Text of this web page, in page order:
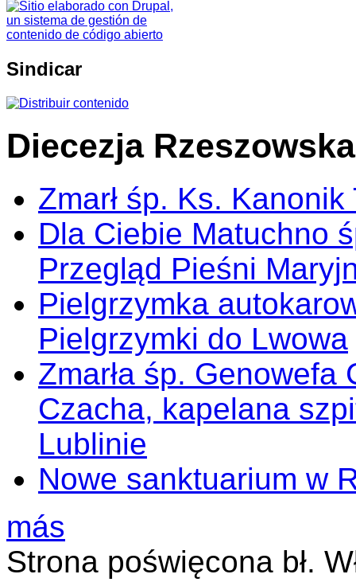
Sindicar
Diecezja Rzeszowska
Zmarł śp. Ks.
Dla Ciebie Matuchno
Przegląd Pieśni
Pielgrzymka
Pielgrzymki do Lwowa
Zmarła śp.
Czacha, kapelana
Lublinie
Nowe sanktuarium w
más
Strona poświęcona bł.